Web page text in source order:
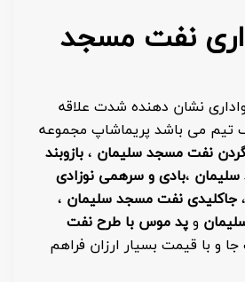
نفت مسجد
نشان دهنده شدت علاقه
تیم می باشد پریماشاپ مجموعه
نفت مسجد سلیمان ،بازوبند
،بادی و سرهمی نوزادی
،جاکلیدی نفت مسجد سلیمان ،
وپد موس با طرح نفت
و با قیمت بسیار ارزان فراهم